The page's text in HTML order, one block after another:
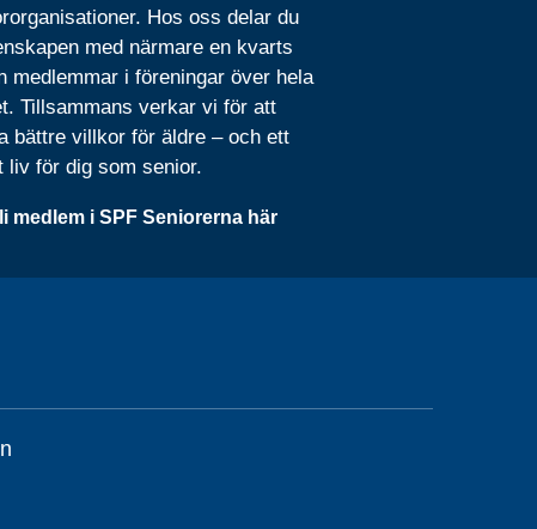
Hos oss delar du
med närmare en kvarts
medlemmar i föreningar över hela
Tillsammans verkar vi för att
bättre villkor för äldre – och ett
liv för dig som senior.
medlem i SPF Seniorerna här